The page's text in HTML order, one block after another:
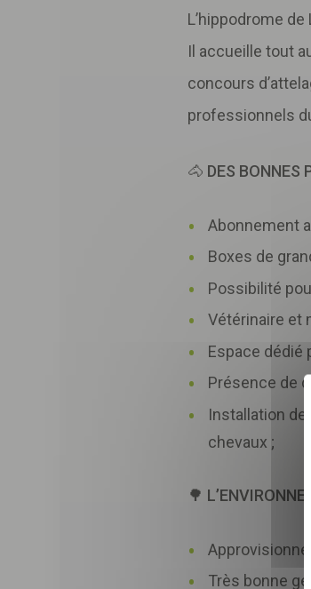
L’hippodrome
Il accueille tout
concours
professionnels
🐴 DES BONNES
Abonnement
Boxes de
Possibilité
Vétérinaire et
Espace dédié
Présence de
Installation
chevaux ;
🌳
Très bonne
En